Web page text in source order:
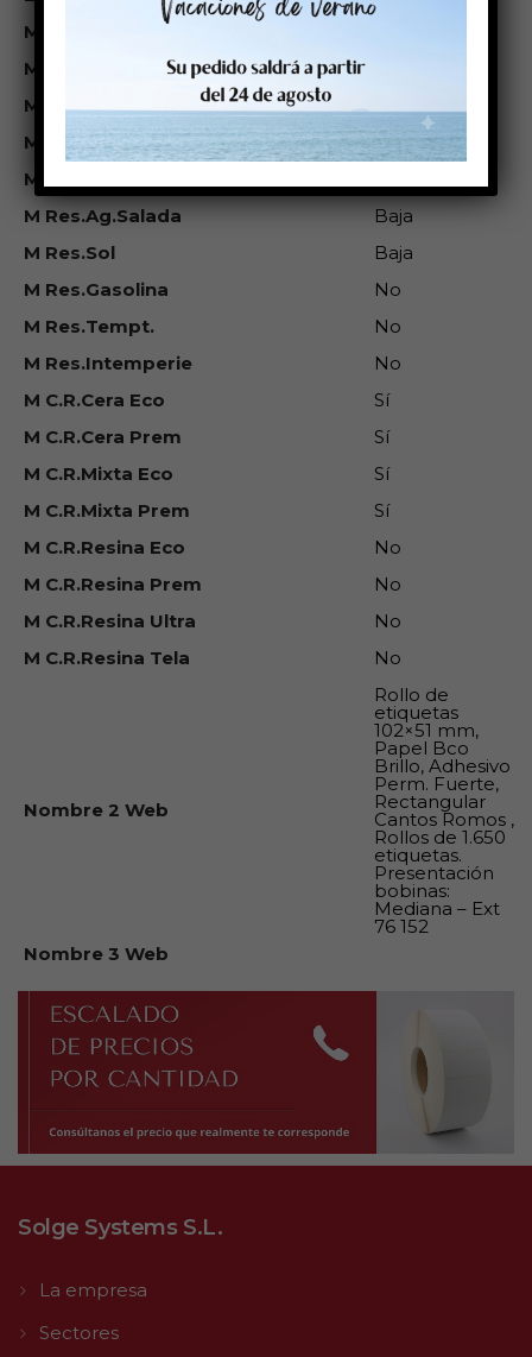
M Térm Directo
M Trans.Termica
M Inkjet
M Láser
No
M Res.Agua
M Res.Ag.Salada
Baja
M Res.Sol
Baja
M Res.Gasolina
No
M Res.Tempt.
No
M Res.Intemperie
No
M C.R.Cera Eco
Sí
M C.R.Cera Prem
Sí
M C.R.Mixta Eco
Sí
M C.R.Mixta Prem
Sí
M C.R.Resina Eco
No
M C.R.Resina Prem
No
M C.R.Resina Ultra
No
M C.R.Resina Tela
No
Nombre 2 Web
Rollo de
etiquetas
102×51 mm,
Papel Bco
Brillo, Adhesivo
Perm. Fuerte,
Rectangular
Cantos Romos ,
Rollos de 1.650
etiquetas.
Presentación
bobinas:
Mediana – Ext
76 152
Nombre 3 Web
Solge Systems S.L.
La empresa
Sectores